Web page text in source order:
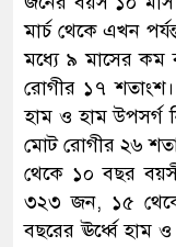
মার্চ থেকে এখন
মধ্যে ৯ মাসের কম
রোগীর ১৭
হাম ও হাম উপসর্গ
মোট রোগীর ২৬
থেকে ১০ বছর
৩২৩ জন, ১৫
বছরের ঊর্ধ্বে হাম